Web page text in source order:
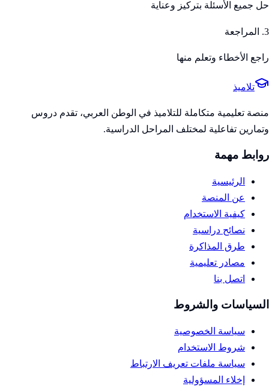
حل جميع الأسئلة بتركيز وعناية
3. المراجعة
راجع الأخطاء وتعلم منها
تلاميذ
منصة تعليمية متكاملة للتلاميذ في الوطن العربي، تقدم دروس
وتمارين تفاعلية لمختلف المراحل الدراسية.
روابط مهمة
الرئيسية
عن المنصة
كيفية الاستخدام
نصائح دراسية
طرق المذاكرة
مصادر تعليمية
اتصل بنا
السياسات والشروط
سياسة الخصوصية
شروط الاستخدام
سياسة ملفات تعريف الارتباط
إخلاء المسؤولية